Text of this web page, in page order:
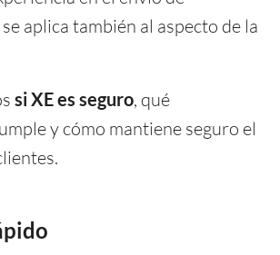
aplica también al aspecto de la
si XE es seguro, qué
y cómo mantiene seguro el